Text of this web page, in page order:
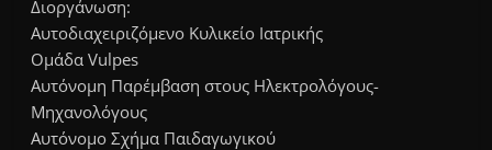
Διοργάνωση:
Αυτοδιαχειριζόμενο Κυλικείο Ιατρικής
Ομάδα Vulpes
Αυτόνομη Παρέμβαση στους Ηλεκτρολόγους-
Μηχανολόγους
Αυτόνομο Σχήμα Παιδαγωγικού